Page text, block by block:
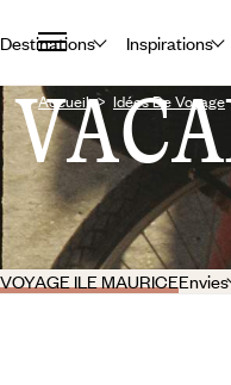
Destinations Inspirations
Accueil Idées De Voyage
VOYAGE ILE MAURICEEnvies